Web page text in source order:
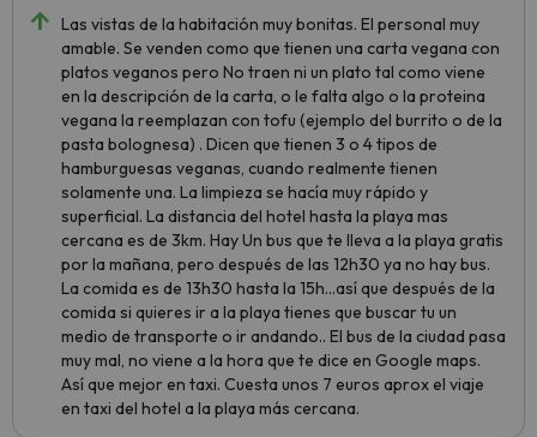
Las vistas de la habitación muy bonitas. El personal muy
amable. Se venden como que tienen una carta vegana con
platos veganos pero No traen ni un plato tal como viene
en la descripción de la carta, o le falta algo o la proteina
vegana la reemplazan con tofu (ejemplo del burrito o de la
pasta bolognesa) . Dicen que tienen 3 o 4 tipos de
hamburguesas veganas, cuando realmente tienen
solamente una. La limpieza se hacía muy rápido y
superficial. La distancia del hotel hasta la playa mas
cercana es de 3km. Hay Un bus que te lleva a la playa gratis
por la mañana, pero después de las 12h30 ya no hay bus.
La comida es de 13h30 hasta la 15h...así que después de la
comida si quieres ir a la playa tienes que buscar tu un
medio de transporte o ir andando.. El bus de la ciudad pasa
muy mal, no viene a la hora que te dice en Google maps.
Así que mejor en taxi. Cuesta unos 7 euros aprox el viaje
en taxi del hotel a la playa más cercana.